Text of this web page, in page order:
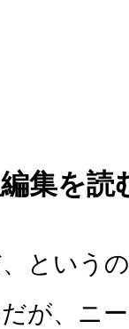
集を読
という
が、ニ